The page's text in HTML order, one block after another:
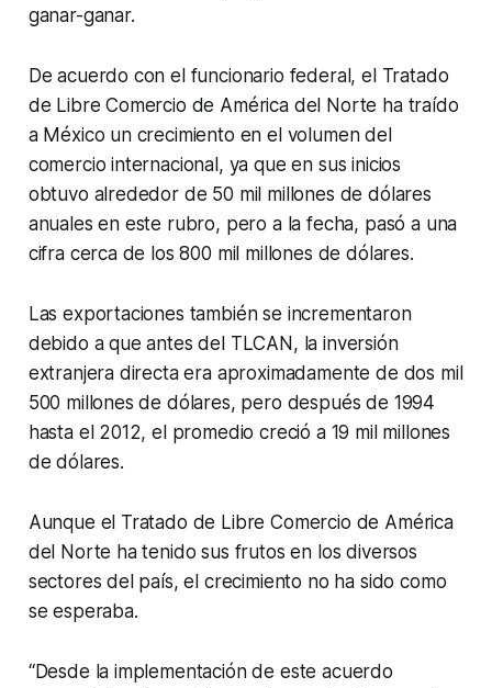
ganar-ganar.
De acuerdo con el funcionario federal, el Tratado
de Libre Comercio de América del Norte ha traído
a México un crecimiento en el volumen del
comercio internacional, ya que en sus inicios
obtuvo alrededor de 50 mil millones de dólares
anuales en este rubro, pero a la fecha, pasó a una
cifra cerca de los 800 mil millones de dólares.
Las exportaciones también se incrementaron
debido a que antes del TLCAN, la inversión
extranjera directa era aproximadamente de dos mil
500 millones de dólares, pero después de 1994
hasta el 2012, el promedio creció a 19 mil millones
de dólares.
Aunque el Tratado de Libre Comercio de América
del Norte ha tenido sus frutos en los diversos
sectores del país, el crecimiento no ha sido como
se esperaba.
“Desde la implementación de este acuerdo